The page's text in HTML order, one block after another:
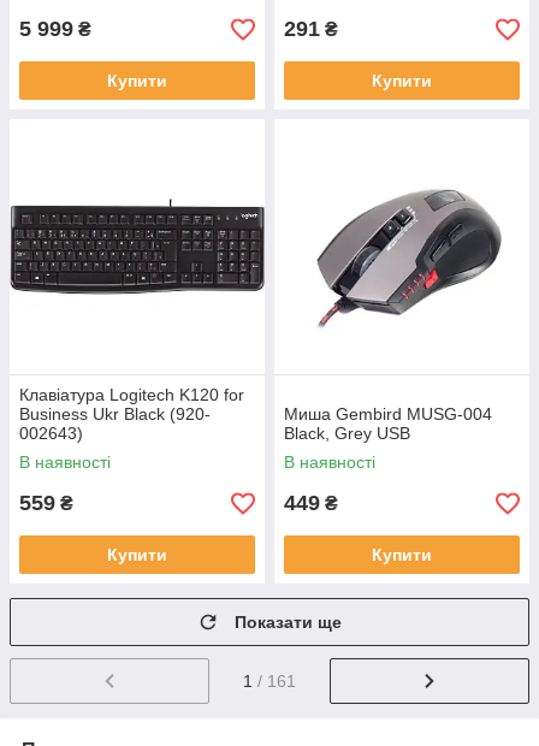
5 999 ₴
Купити
291 ₴
Купити
Клавіатура Logitech K120 for
Business Ukr Black (920-
002643)
В наявності
559 ₴
Купити
Миша Gembird MUSG-004
Black, Grey USB
В наявності
449 ₴
Купити
Показати ще
1 / 161